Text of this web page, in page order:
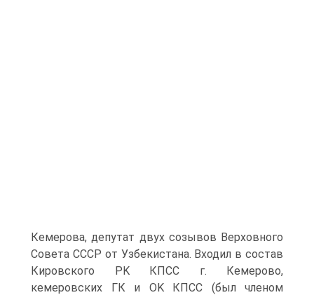
Кемерова, депутат двух созывов Верховного
Совета СССР от Узбекистана. Входил в состав
Кировского PK КПСС г. Кемерово,
кемеровских ГК и OK КПСС (был членом